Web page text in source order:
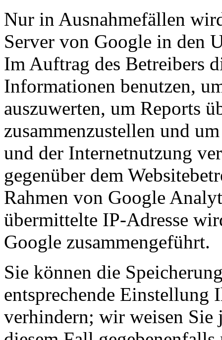
Nur in Ausnahmefällen
Server von Google in den
Im Auftrag des Betreibers
Informationen benutzen,
auszuwerten, um Reports
zusammenzustellen und
und der Internetnutzung
gegenüber dem
Rahmen von Google
übermittelte IP-Adresse
Google zusammengeführt.
Sie können die
entsprechende Einstellung
verhindern; wir weisen Sie